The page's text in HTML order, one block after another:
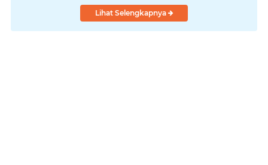
Lihat Selengkapnya